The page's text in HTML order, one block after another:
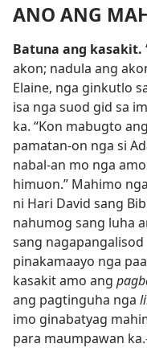
ANO ANG
Batuna ang kasakit.
akon; nadula ang
Elaine, nga ginkutlo
isa nga suod gid sa
ka. “Kon mabugto
pamatan-on nga si
nabal-an mo nga
himuon.” Mahimo
ni Hari David sang
nahumog sang luha
sang nagapangalisod
pinakamaayo nga
kasakit amo ang
ang pagtinguha nga
imo ginabatyag
para maumpawan ka.